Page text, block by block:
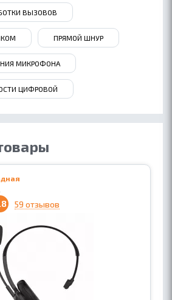
ОБ ACCUTONE
ВЫЗОВОВ
ПРЯМОЙ ШНУР
МИКРОФОНА
ЦИФРОВОЙ
59 отзывов